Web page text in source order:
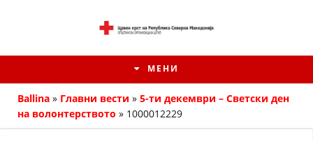
МЕНИ
Ballina » Главни вести » 5-ти декември – Светски ден
на волонтерството » 1000012229